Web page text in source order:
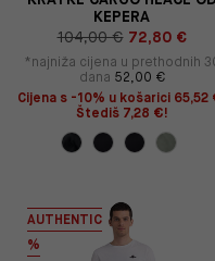
KEPERA
104,00 € 72,80 €
*najniža cijena u prethodnih
dana 52,00 €
Cijena s -10% u košarici 65,52
Štediš 7,28 €!
AUTHENTIC
%